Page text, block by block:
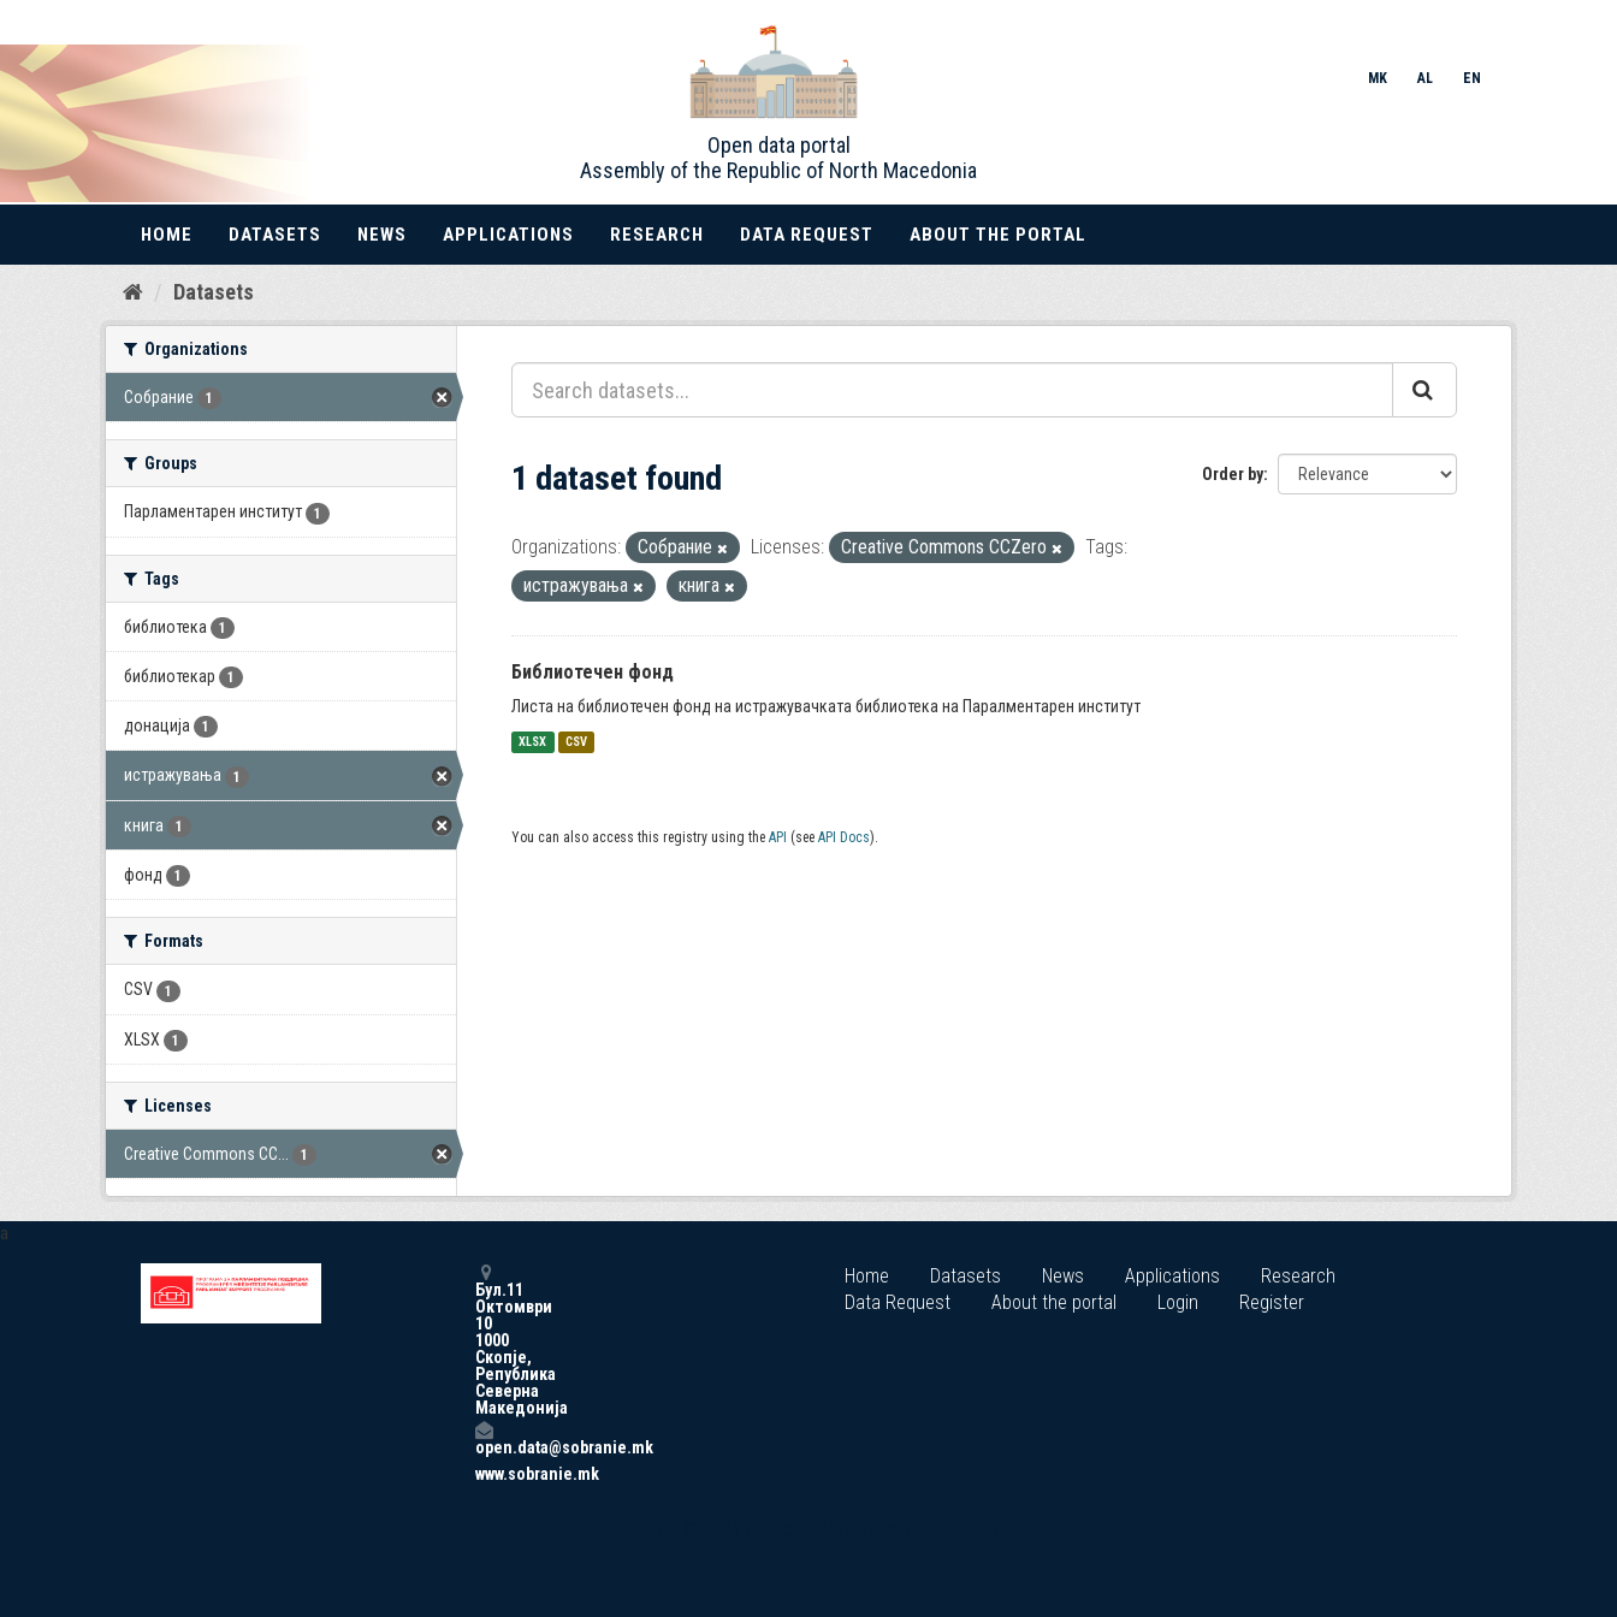
Skip
Open data portal
Assembly of the Republic of North Macedonia
MK AL EN
HOME DATASETS NEWS APPLICATIONS RESEARCH DATA REQUEST ABOUT THE PORTAL
Datasets
Organizations
Собрание 1
Groups
Парламентарен институт 1
Tags
библиотека 1
библиотекар 1
донација 1
истражувања 1
книга 1
фонд 1
Formats
CSV 1
XLSX 1
Licenses
Creative Commons CC... 1
Order by
1 dataset found
Organizations: Собрание Licenses: Creative Commons CCZero
Tags:
истражувања
книга
Библиотечен фонд
Листа на библиотечен фонд на истражувачката библиотека на Паралментарен институт
XLSX CSV
You can also access this registry using the API (see API Docs).
a
Бул.11
Октомври
10
1000
Скопје,
Република
Северна
Македонија
open.data@sobranie.mk
www.sobranie.mk
Home Datasets News Applications
Research
Data Request
About the portal Login Register